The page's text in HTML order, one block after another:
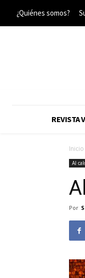
¿Quiénes somos?
REVISTA
Inicio
Al
Por